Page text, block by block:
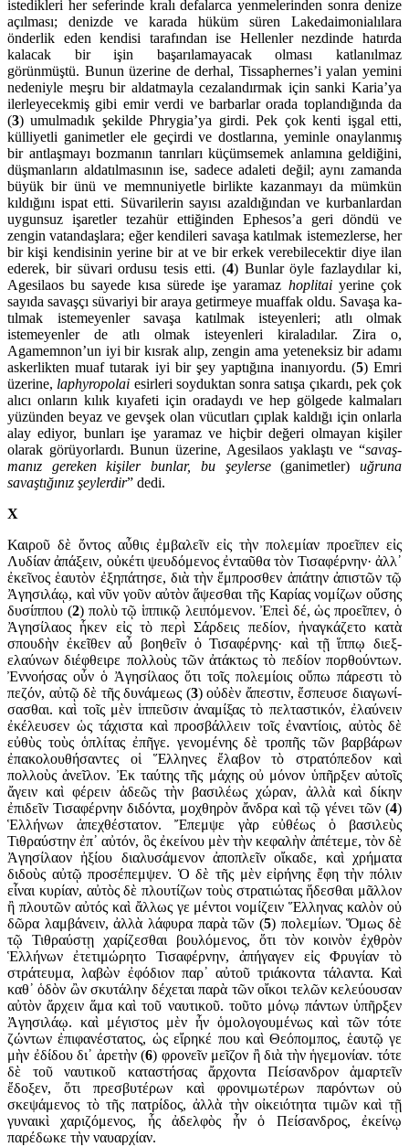
istedikleri her seferinde kralı de­falarca yenmelerin­den sonra denize
açılması; denizde ve karada hüküm süren Lakedai­monialılara
önderlik eden kendisi tarafından ise Hellenler nezdinde hatırda
kalacak bir işin başarıla­maya­cak olması katlanıl­maz
görünmüştü. Bunun üzerine de derhal, Tissaphernes’i yalan yemini
nedeniyle meşru bir aldatmayla cezalan­dırmak için sanki Karia’ya
ilerleyecekmiş gibi emir verdi ve barbarlar orada toplan­dı­ğında da
(3) umul­ma­dık şekilde Phrygia’ya girdi. Pek çok kenti işgal etti,
külliyetli ganimetler ele geçirdi ve dostlarına, ye­minle onay­lanmış
bir antlaşmayı bozmanın tanrıları küçümse­mek anla­mına geldi­ğini,
düşmanların aldatılmasının ise, sadece adaleti değil; aynı zamanda
büyük bir ünü ve mem­nu­niyetle bir­likte kazanmayı da mümkün
kıldığını ispat etti. Süvarilerin sayısı azaldı­ğından ve kur­banlardan
uygunsuz işaretler tezahür etti­ğin­den Ephesos’a geri döndü ve
zengin vatandaşlara; eğer kendileri savaşa katılmak is­temezlerse, her
bir kişi kendisinin yerine bir at ve bir erkek vere­bilecektir diye ilan
ederek, bir süvari ordusu tesis etti. (4) Bun­lar öyle fazlaydılar ki,
Age­silaos bu sayede kısa sürede işe ya­ramaz hoplitaiyerine çok
sayıda savaşçı süvariyi bir araya getirmeye muaffak oldu. Savaşa ka­
tılmak iste­meyenler savaşa katılmak isteyen­leri; atlı olmak
istemeyen­ler de atlı olmak iste­yenleri kiraladılar. Zira o,
Agamemnon’un iyi bir kısrak alıp, zengin ama yeteneksiz bir adamı
askerlikten muaf tutarak iyi bir şey yaptığına inanıyordu. (5) Emri
üzerine, laphy­ropo­lai esirleri soyduktan sonra satışa çıkardı, pek çok
alıcı onla­rın kılık kıyafeti için oradaydı ve hep gölgede kalmaları
yüzünden beyaz ve gevşek olan vücutları çıplak kaldığı için onlarla
alay ediyor, bunları işe yaramaz ve hiçbir değeri olmayan kişiler
olarak görüyorlardı. Bunun üzerine, Agesilaos yaklaştı ve “savaş­
manız gereken kişiler bunlar, bu şey­lerse(ganimetler) uğruna
savaştığınız şeylerdir” dedi.
X
Καιροῦ δὲ ὄντος αὖθις ἐμβαλεῖν εἰς τὴν πολεμίαν προεῖπεν εἰς
Λυδίαν ἀπάξειν, οὐκέτι ψευδόμενος ἐνταῦθα τὸν Τισαφέρνην· ἀλλ᾽
ἐκεῖνος ἑαυτὸν ἐξηπάτησε, διὰ τὴν ἔμπροσθεν ἀπάτην ἀπιστῶν τῷ
Ἀγησιλάῳ, καὶ νῦν γοῦν αὐτὸν ἅψεσθαι τῆς Καρίας νομίζων οὔσης
δυσίππου (2) πολὺ τῷ ἱπ­πικῷ λειπόμενον. Ἐπεὶ δέ, ὡς προεῖπεν, ὁ
Ἀγησίλαος ἧκεν εἰς τὸ περὶ Σάρδεις πεδίον, ἠναγκάζετο κατὰ
σπουδὴν ἐκεῖθεν αὖ βοηθεῖν ὁ Τισαφέρ­νης· καὶ τῇ ἵππῳ διεξ­
ελαύνων διέφθειρε πολλοὺς τῶν ἀτάκτως τὸ πεδίον πορθούντων.
Ἐν­νο­ήσας οὖν ὁ Ἀγησίλαος ὅτι τοῖς πολεμίοις οὔπω πάρ­εστι τὸ
πεζόν, αὐτῷ δὲ τῆς δυνάμεως (3) οὐδὲν ἄπεστιν, ἔσπευσε δια­γωνί­
σασθαι. καὶ τοῖς μὲν ἱππεῦσιν ἀναμίξας τὸ πελταστικόν, ἐλαύνειν
ἐκέ­λευ­σεν ὡς τάχιστα καὶ προσβάλλειν τοῖς ἐναντίοις, αὐτὸς δὲ
εὐθὺς τοὺς ὁπλίτας ἐπῆγε. γενομένης δὲ τροπῆς τῶν βαρβάρων
ἐπακο­λου­θήσαντες οἱ Ἕλληνες ἔλαβον τὸ στρατόπεδον καὶ
πολλοὺς ἀνεῖλον. Ἐκ ταύτης τῆς μάχης οὐ μόνον ὑπῆρξεν αὐτοῖς
ἄγειν καὶ φέρειν ἀδεῶς τὴν βασιλέως χώραν, ἀλλὰ καὶ δίκην
ἐπιδεῖν Τισαφέρνην διδόντα, μοχθηρὸν ἄνδρα καὶ τῷ γένει τῶν (4)
Ἑλλήνων ἀπεχθέσ­τατον. Ἔπεμψε γὰρ εὐθέως ὁ βασιλεὺς
Τιθραύστην ἐπ᾽ αὐτόν, ὃς ἐκείνου μὲν τὴν κεφαλὴν ἀπέτεμε, τὸν δὲ
Ἀγησίλαον ἠξίου διαλυσάμενον ἀποπλεῖν οἴκαδε, καὶ χρήματα
διδοὺς αὐτῷ προσ­έπεμψεν. Ὁ δὲ τῆς μὲν εἰρήνης ἔφη τὴν πόλιν
εἶναι κυρίαν, αὐτὸς δὲ πλουτίζων τοὺς στρατιώτας ἥδεσθαι μᾶλλον
ἢ πλουτῶν αὐτός καὶ ἄλλως γε μέντοι νομίζειν Ἕλληνας καλὸν οὐ
δῶρα λαμβάνειν, ἀλλὰ λάφυρα παρὰ τῶν (5) πολεμίων. Ὅμως δὲ
τῷ Τιθραύσ­τῃ χαρίζ­εσθαι βουλόμενος, ὅτι τὸν κοινὸν ἐχθρὸν
Ἑλλήνων ἐτετιμώρητο Τισαφέρνην, ἀπήγαγεν εἰς Φρυγίαν τὸ
στράτευμα, λαβὼν ἐφόδιον παρ᾽ αὐτοῦ τριάκοντα τάλαντα. Καὶ
καθ᾽ ὁδὸν ὢν σκυτάλην δέχεται παρὰ τῶν οἴκοι τελῶν κελεύουσαν
αὐτὸν ἄρχειν ἅμα καὶ τοῦ ναυτικοῦ. τοῦτο μόνῳ πάντων ὑπῆρξεν
Ἀγησιλάῳ. καὶ μέγιστος μὲν ἦν ὁμο­λογουμένως καὶ τῶν τότε
ζώντων ἐπιφανέστατος, ὡς εἴρηκέ που καὶ Θεόπομπος, ἑαυτῷ γε
μὴν ἐδίδου δι᾽ ἀρετὴν (6) φρονεῖν μεῖζον ἢ διὰ τὴν ἡγεμονίαν. τότε
δὲ τοῦ ναυτικοῦ καταστήσας ἄρχοντα Πείσανδρον ἁμαρτεῖν
ἔδοξεν, ὅτι πρεσ­βυτέρων καὶ φρονι­μω­τέρων παρόντων οὐ
σκεψάμενος τὸ τῆς πατ­ρίδος, ἀλλὰ τὴν οἰκειό­τητα τιμῶν καὶ τῇ
γυναικὶ χαριζόμενος, ἧς ἀδελ­φὸς ἦν ὁ Πείσαν­δρος, ἐκείνῳ
παρέδωκε τὴν ναυαρχίαν.